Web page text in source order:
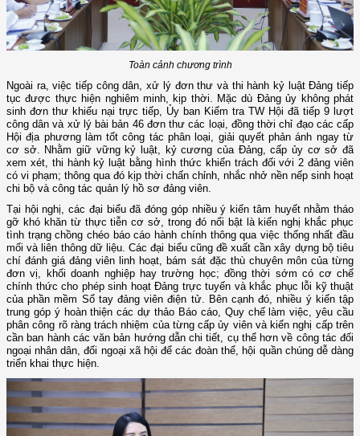
Toàn cảnh chương trình
Ngoài ra, việc tiếp công dân, xử lý đơn thư và thi hành kỷ luật Đảng tiếp
tục được thực hiện nghiêm minh, kịp thời. Mặc dù Đảng ủy không phát
sinh đơn thư khiếu nại trực tiếp, Ủy ban Kiểm tra TW Hội đã tiếp 9 lượt
công dân và xử lý bài bản 46 đơn thư các loại, đồng thời chỉ đạo các cấp
Hội địa phương làm tốt công tác phân loại, giải quyết phản ánh ngay từ
cơ sở. Nhằm giữ vững kỷ luật, kỷ cương của Đảng, cấp ủy cơ sở đã
xem xét, thi hành kỷ luật bằng hình thức khiển trách đối với 2 đảng viên
có vi phạm; thông qua đó kịp thời chấn chỉnh, nhắc nhở nền nếp sinh hoạt
chi bộ và công tác quản lý hồ sơ đảng viên.
Tại hội nghị, các đại biểu đãđóng góp nhiều ý kiến tâm huyết nhằm tháo
gỡ khó khăn từ thực tiễn cơ sở, trong đó nổi bật là kiến nghị khắc phục
tình trạng chồng chéo báo cáo hành chính thông qua việc thống nhất đầu
mối và liên thông dữ liệu. Các đại biểu cũng đề xuất cần xây dựng bộ tiêu
chí đánh giá đảng viên linh hoạt, bám sát đặc thù chuyên môn của từng
đơn vị, khối doanh nghiệp hay trường học; đồng thời sớm có cơ chế
chính thức cho phép sinh hoạt Đảng trực tuyến và khắc phục lỗi kỹ thuật
của phần mềm Sổ tay đảng viên điện tử. Bên cạnh đó, nhiều ý kiến tập
trung góp ý hoàn thiện các dự thảo Báo cáo, Quy chế làm việc, yêu cầu
phân công rõ ràng trách nhiệm của từng cấp ủy viên và kiến nghị cấp trên
cần ban hành các văn bản hướng dẫn chi tiết, cụ thể hơn về công tác đối
ngoại nhân dân, đối ngoại xã hội để các đoàn thể, hội quần chúng dễ dàng
triển khai thực hiện.